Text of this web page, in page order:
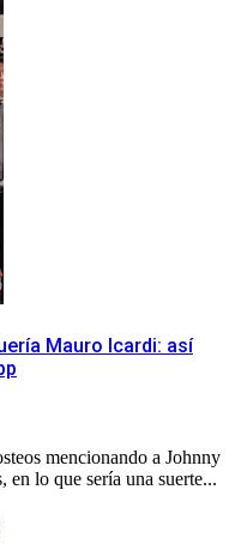
Mauro Icardi: así
mencionando a Johnny
lo que sería una suerte...